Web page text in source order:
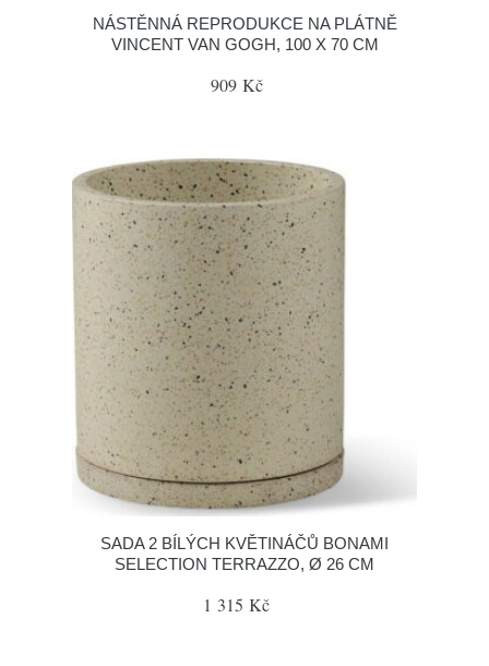
NÁSTĚNNÁ REPRODUKCE NA PLÁTNĚ
VINCENT VAN GOGH, 100 X 70 CM
909 Kč
SADA 2 BÍLÝCH KVĚTINÁČŮ BONAMI
SELECTION TERRAZZO, Ø 26 CM
1 315 Kč